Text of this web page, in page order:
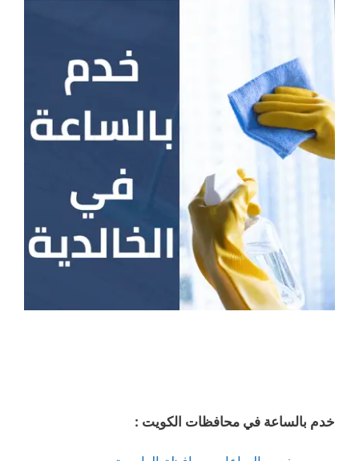
خدم بالساعة في محافظات الكويت :